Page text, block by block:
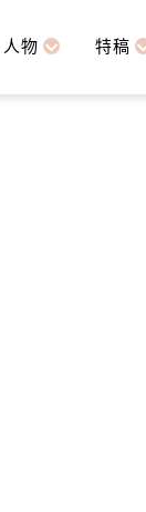
人物 特稿